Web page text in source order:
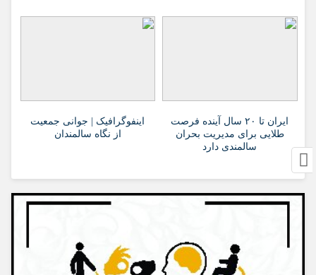
ایران تا ۲۰ سال آینده فرصت
طلایی برای مدیریت بحران
سالمندی دارد
اینفوگرافیک | جوانی جمعیت
از نگاه سالمندان